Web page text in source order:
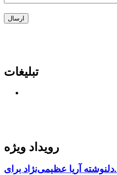
تبلیغات
رویداد ویژه
برای...